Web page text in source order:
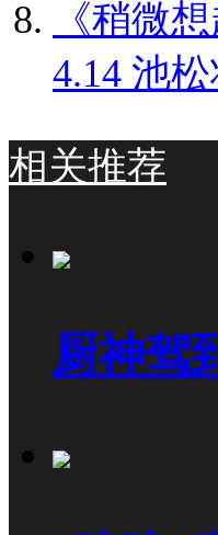
《稍微
4.14 池
相关推荐
厨神驾